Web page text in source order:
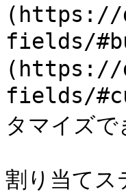
(https://
fields/
(https://
fields/
タマイズで
割り当てス